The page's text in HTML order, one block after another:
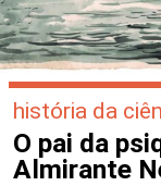
história da
O pai da
Almirante